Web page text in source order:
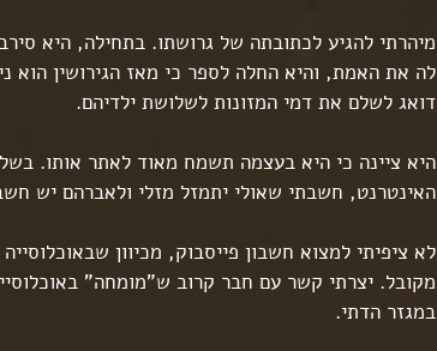
מיהרתי להגיע לכתובתה של גרושתו. בתחילה, היא
לה את האמת, והיא החלה לספר כי מאז הגירושין הוא
דואג לשלם את דמי המזונות לשלושת ילדיהם.
היא ציינה כי היא בעצמה תשמח מאוד לאתר אותו.
האינטרנט, חשבתי שאולי יתמזל מזלי ולאברהם יש
לא ציפיתי למצוא חשבון פייסבוק, מכיוון
מקובל. יצרתי קשר עם חבר קרוב ש"מומחה"
במגזר הדתי.